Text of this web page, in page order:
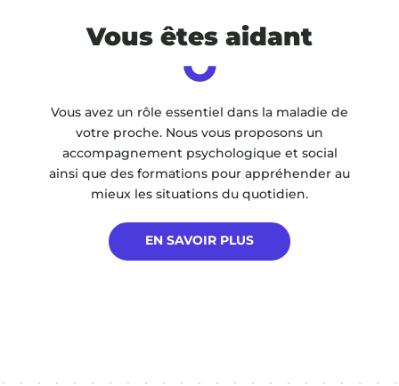
Vous êtes aidant
Vous avez un rôle essentiel dans la maladie de
votre proche. Nous vous proposons un
accompagnement psychologique et social
ainsi que des formations pour appréhender au
mieux les situations du quotidien.
EN SAVOIR PLUS